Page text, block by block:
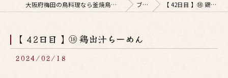
大阪府梅田の鳥料理なら釜焼鳥本舗おやひなや 梅田店 ブログ 【 42日目 】⑱ 鶏出汁らーめん
【 42日目 】⑱ 鶏出汁らーめん
2024/02/18